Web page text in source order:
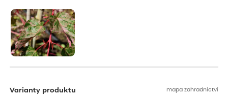
Varianty produktu mapa zahradnictví